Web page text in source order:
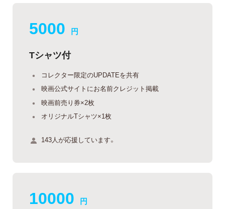
5000 円
Tシャツ付
コレクター限定のUPDATEを共有
映画公式サイトにお名前クレジット掲載
映画前売り券×2枚
オリジナルTシャツ×1枚
143人が応援しています。
10000 円